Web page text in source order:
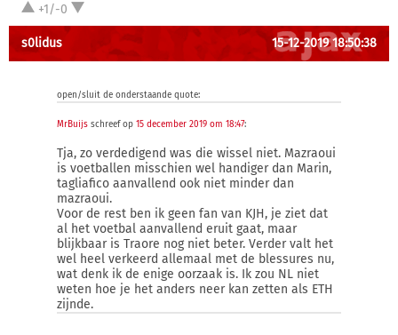
+1/-0
s0lidus 15-12-2019 18:50:38
open/sluit de onderstaande quote:
MrBuijs schreef op 15 december 2019 om 18:47:
Tja, zo verdedigend was die wissel niet. Mazraoui
is voetballen misschien wel handiger dan Marin,
tagliafico aanvallend ook niet minder dan
mazraoui.
Voor de rest ben ik geen fan van KJH, je ziet dat
al het voetbal aanvallend eruit gaat, maar
blijkbaar is Traore nog niet beter. Verder valt het
wel heel verkeerd allemaal met de blessures nu,
wat denk ik de enige oorzaak is. Ik zou NL niet
weten hoe je het anders neer kan zetten als ETH
zijnde.